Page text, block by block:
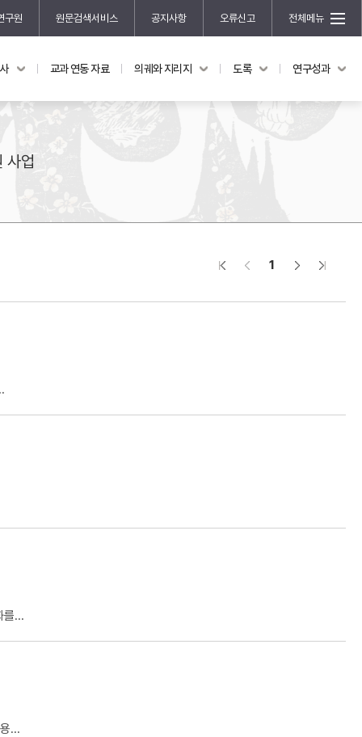
구원 원문검색서비스 공지사항 오류신고 전체메뉴
도록
규장각 소장품 해설
연구성과
신진학자 초청 연구교류 사업
규장각-산기 연구비 지원 사업
교과 연동 자료 의궤와 지리지 도록 연구성과
사업
1
를...
...